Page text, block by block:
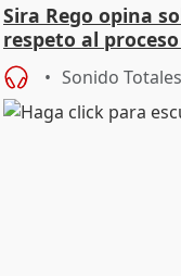
Sira Rego opina
respeto al
Sonido Totales